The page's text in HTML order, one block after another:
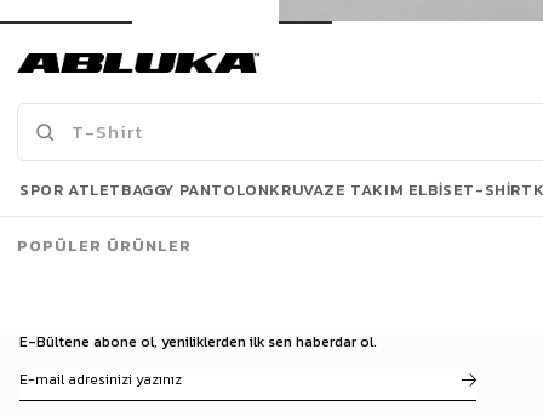
503,93 TL
719,90 TL
3 Al 2 Öde
Son Bakılanlar
E-Bültene abone ol, yeniliklerden ilk sen haberdar ol.
SPOR ATLETBAGGY PANTOLONKRUVAZE TAKIM ELBISET-SHIRT
POPÜLER ÜRÜNLER